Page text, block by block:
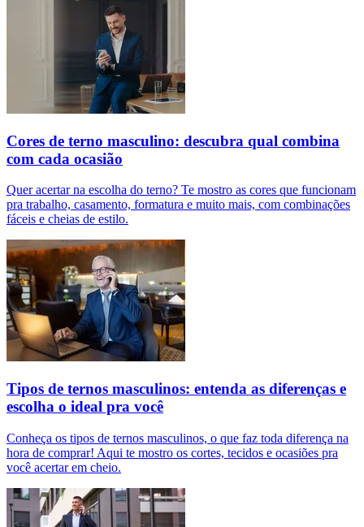
Cores de terno masculino: descubra qual combina
com cada ocasião
Quer acertar na escolha do terno? Te mostro as cores que funcionam
pra trabalho, casamento, formatura e muito mais, com combinações
fáceis e cheias de estilo.
Tipos de ternos masculinos: entenda as diferenças e
escolha o ideal pra você
Conheça os tipos de ternos masculinos, o que faz toda diferença na
hora de comprar! Aqui te mostro os cortes, tecidos e ocasiões pra
você acertar em cheio.